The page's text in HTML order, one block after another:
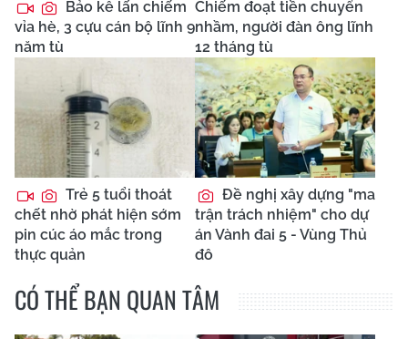
Bảo kê lấn chiếm
vỉa hè, 3 cựu cán bộ lĩnh 9
năm tù
Chiếm đoạt tiền chuyển
nhầm, người đàn ông lĩnh
12 tháng tù
Trẻ 5 tuổi thoát
chết nhờ phát hiện sớm
pin cúc áo mắc trong
thực quản
Đề nghị xây dựng "ma
trận trách nhiệm" cho dự
án Vành đai 5 - Vùng Thủ
đô
CÓ THỂ BẠN QUAN TÂM